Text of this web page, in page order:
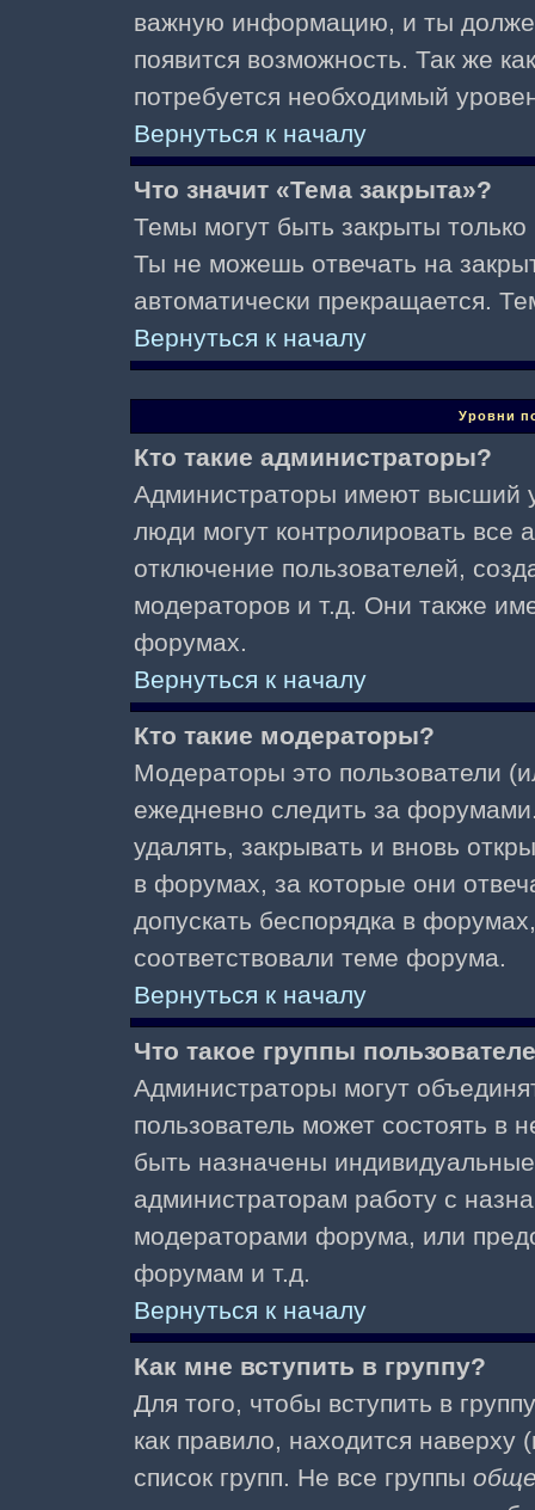
важную информацию, и ты
появится возможность. Так же
потребуется необходимый
Вернуться к началу
Что значит «Тема закрыта»?
Темы могут быть закрыты
Ты не можешь отвечать на
автоматически прекращается.
Вернуться к началу
Уровни
Кто такие администраторы?
Администраторы имеют высший
люди могут контролировать все
отключение пользователей,
модераторов и т.д. Они также
форумах.
Вернуться к началу
Кто такие модераторы?
Модераторы это пользователи
ежедневно следить за
удалять, закрывать и вновь
в форумах, за которые они
допускать беспорядка в
соответствовали теме форума.
Вернуться к началу
Что такое группы
Администраторы могут
пользователь может состоять в
быть назначены
администраторам работу с
модераторами форума, или
форумам и т.д.
Вернуться к началу
Как мне вступить в группу?
Для того, чтобы вступить в
как правило, находится
список групп. Не все группы